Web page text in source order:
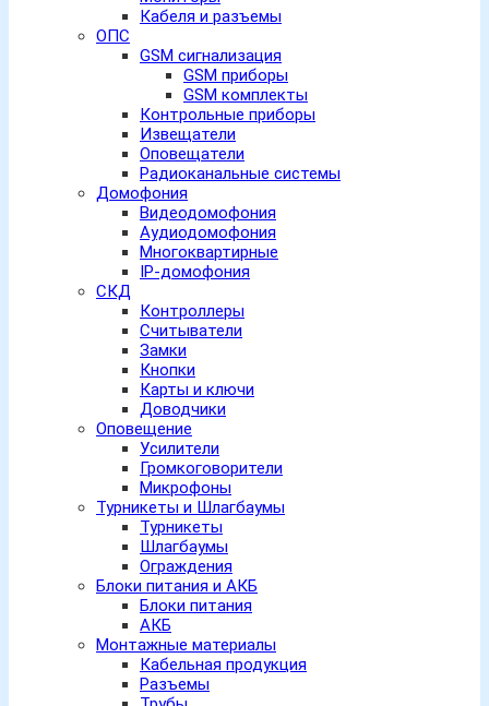
Кабеля и разъемы
ОПС
GSM сигнализация
GSM приборы
GSM комплекты
Контрольные приборы
Извещатели
Оповещатели
Радиоканальные системы
Домофония
Видеодомофония
Аудиодомофония
Многоквартирные
IP-домофония
СКД
Контроллеры
Считыватели
Замки
Кнопки
Карты и ключи
Доводчики
Оповещение
Усилители
Громкоговорители
Микрофоны
Турникеты и Шлагбаумы
Турникеты
Шлагбаумы
Ограждения
Блоки питания и АКБ
Блоки питания
АКБ
Монтажные материалы
Кабельная продукция
Разъемы